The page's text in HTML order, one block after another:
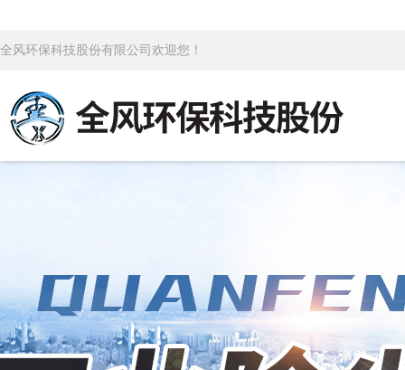
全风环保科技股份有限公司欢迎您！